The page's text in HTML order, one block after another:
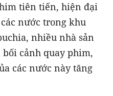
tiên tiến, hiện đại
nước trong khu
nhiều nhà sản
cảnh quay phim,
các nước này tăng